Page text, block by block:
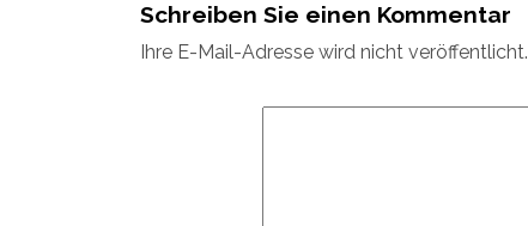
Schreiben Sie einen Kommentar
Ihre E-Mail-Adresse wird nicht veröffentlicht.